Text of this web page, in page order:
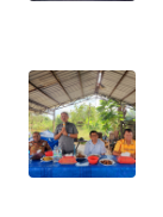
WN
JOGJA
WN